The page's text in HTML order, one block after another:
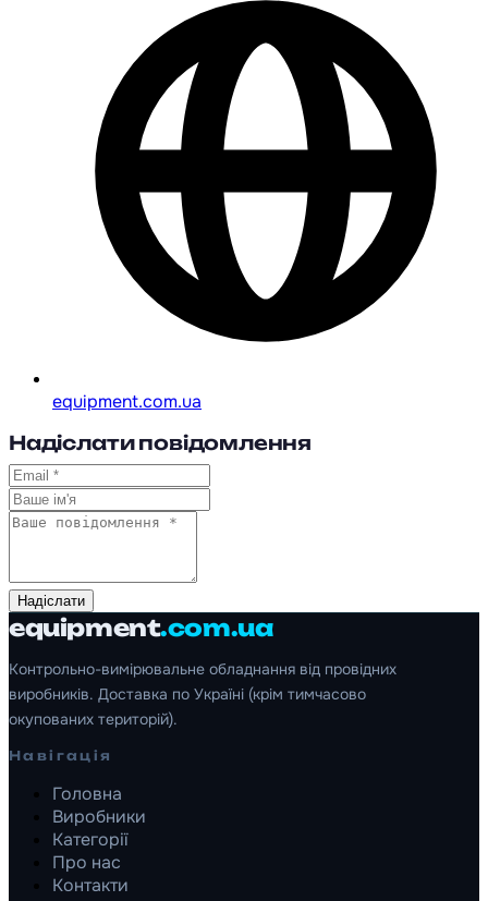
equipment.com.ua
Надіслати повідомлення
Надіслати
equipment.com.ua
Контрольно-вимірювальне обладнання від провідних
виробників. Доставка по Україні (крім тимчасово
окупованих територій).
Навігація
Головна
Виробники
Категорії
Про нас
Контакти